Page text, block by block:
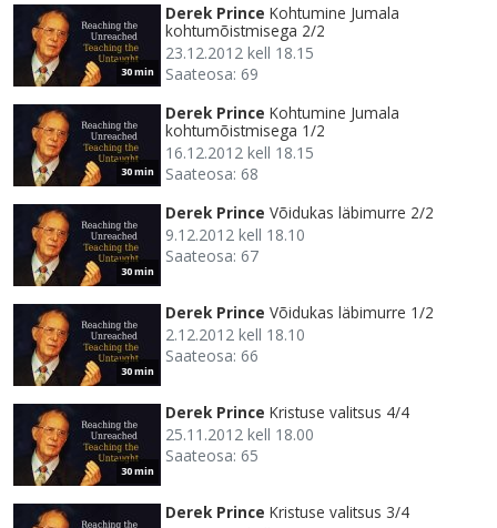
30 min
Derek Prince Kohtumine Jumala
kohtumõistmisega 2/2
23.12.2012 kell 18.15
Saateosa: 69
30 min
Derek Prince Kohtumine Jumala
kohtumõistmisega 1/2
16.12.2012 kell 18.15
Saateosa: 68
30 min
Derek Prince Võidukas läbimurre 2/2
9.12.2012 kell 18.10
Saateosa: 67
30 min
Derek Prince Võidukas läbimurre 1/2
2.12.2012 kell 18.10
Saateosa: 66
30 min
Derek Prince Kristuse valitsus 4/4
25.11.2012 kell 18.00
Saateosa: 65
Derek Prince Kristuse valitsus 3/4